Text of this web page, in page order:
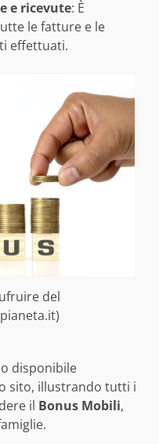
e ricevute: È
le fatture e le
effettuati.
del
disponibile
sito, illustrando tutti i
il Bonus Mobili,